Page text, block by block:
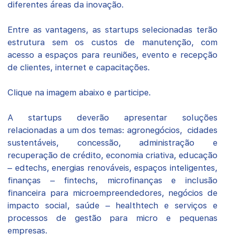
diferentes áreas da inovação.
Entre as vantagens, as startups selecionadas terão
estrutura sem os custos de manutenção, com
acesso a espaços para reuniões, evento e recepção
de clientes, internet e capacitações.
Clique na imagem abaixo e participe.
A startups deverão apresentar soluções
relacionadas a um dos temas: agronegócios, cidades
sustentáveis, concessão, administração e
recuperação de crédito, economia criativa, educação
– edtechs, energias renováveis, espaços inteligentes,
finanças – fintechs, microfinanças e inclusão
financeira para microempreendedores, negócios de
impacto social, saúde – healthtech e serviços e
processos de gestão para micro e pequenas
empresas.